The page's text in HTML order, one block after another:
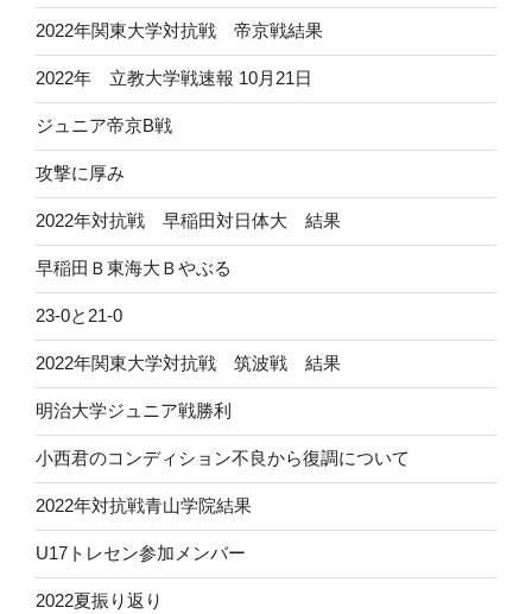
2022年関東大学対抗戦 帝京戦結果
2022年 立教大学戦速報 10月21日
ジュニア帝京B戦
攻撃に厚み
2022年対抗戦 早稲田対日体大 結果
早稲田Ｂ東海大Ｂやぶる
23-0と21-0
2022年関東大学対抗戦 筑波戦 結果
明治大学ジュニア戦勝利
小西君のコンディション不良から復調について
2022年対抗戦青山学院結果
U17トレセン参加メンバー
2022夏振り返り